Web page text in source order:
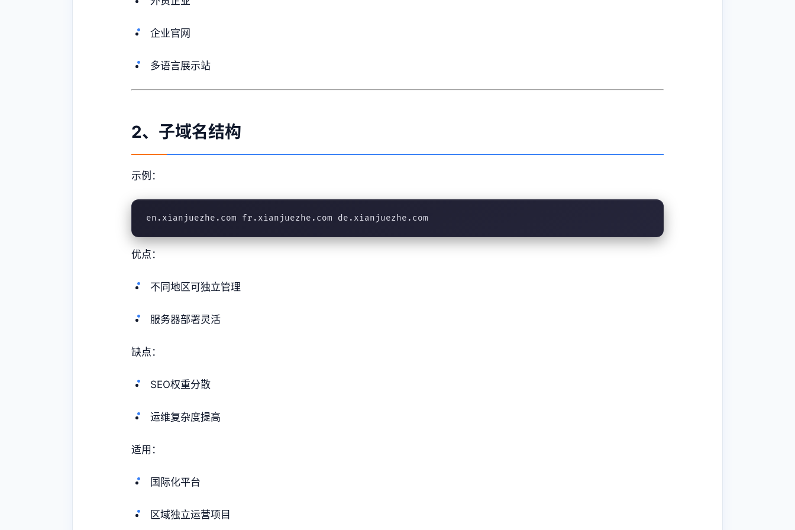
企业官网
多语言展示站
2、子域名结构
示例：
en.xianjuezhe.com fr.xianjuezhe.com de.xianjuezhe.com
优点：
不同地区可独立管理
服务器部署灵活
缺点：
SEO权重分散
运维复杂度提高
适用：
国际化平台
区域独立运营项目